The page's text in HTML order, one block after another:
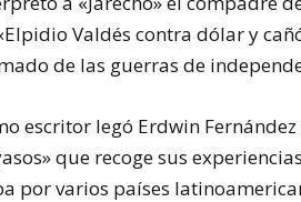
Valdés contra dólar y
de las guerras de
escritor legó Erdwin
que recoge sus
por varios países